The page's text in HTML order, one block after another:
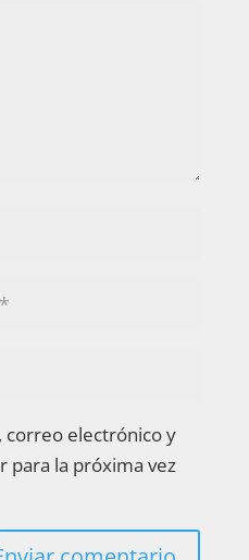
correo electrónico y
para la próxima vez